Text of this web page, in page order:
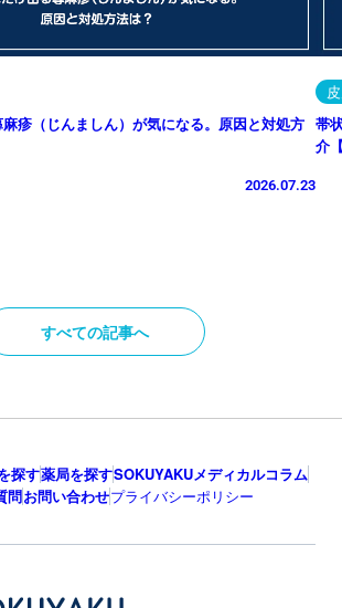
疹（じんましん）が気になる。原因と対処方
2026.07.23
帯
介
すべての記事へ
探す薬局を探すSOKUYAKUメディカルコラム
問お問い合わせプライバシーポリシー